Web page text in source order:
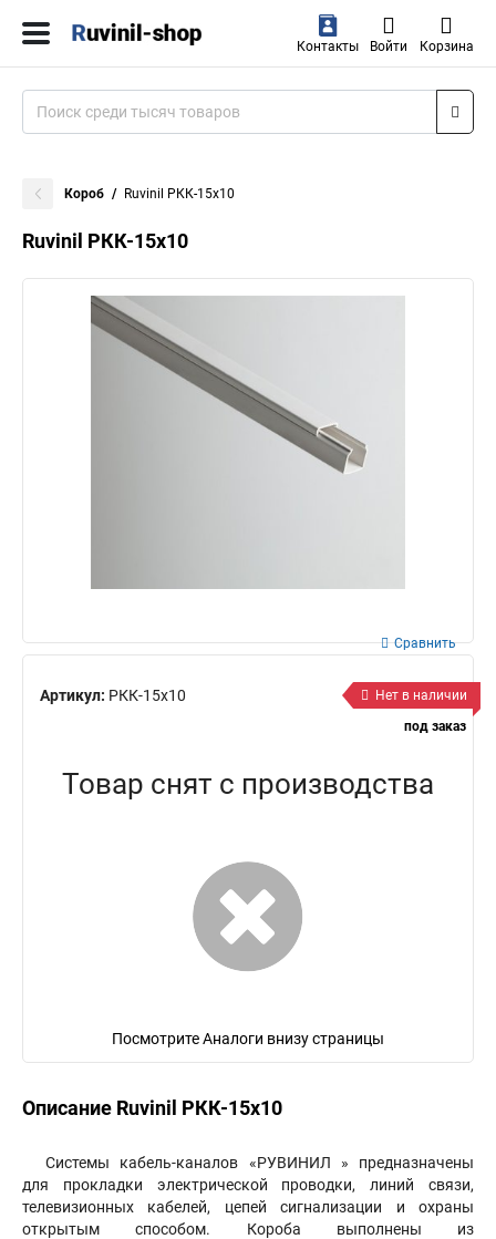
Контакты Войти Корзина
Короб Ruvinil РКК-15х10
Ruvinil РКК-15х10
Артикул: РКК-15х10
Сравнить
Нет в наличии
под заказ
Товар снят с производства
Посмотрите Аналоги внизу страницы
Описание Ruvinil РКК-15х10
Cистемы кабель-каналов «РУВИНИЛ » предназначены
для прокладки электрической проводки, линий связи,
телевизионных кабелей, цепей сигнализации и охраны
открытым способом. Короба выполнены из